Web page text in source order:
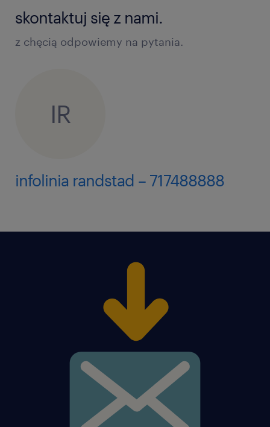
skontaktuj się z nami.
z chęcią odpowiemy na pytania.
IR
infolinia randstad – 717488888